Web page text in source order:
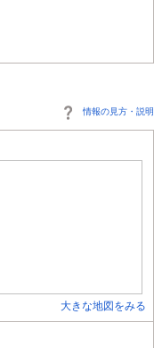
情報の見方・説明
大きな地図をみる